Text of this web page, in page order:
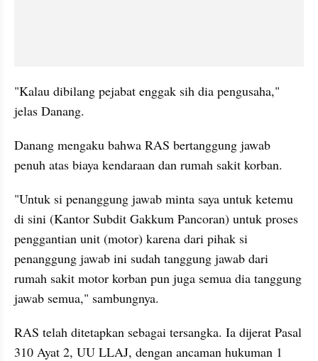
"Kalau dibilang pejabat enggak sih dia pengusaha,"
jelas Danang.
Danang mengaku bahwa RAS bertanggung jawab
penuh atas biaya kendaraan dan rumah sakit korban.
"Untuk si penanggung jawab minta saya untuk ketemu
di sini (Kantor Subdit Gakkum Pancoran) untuk proses
penggantian unit (motor) karena dari pihak si
penanggung jawab ini sudah tanggung jawab dari
rumah sakit motor korban pun juga semua dia tanggung
jawab semua," sambungnya.
RAS telah ditetapkan sebagai tersangka. Ia dijerat Pasal
310 Ayat 2, UU LLAJ, dengan ancaman hukuman 1